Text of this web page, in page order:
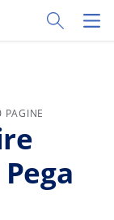
Toggle
PAGINE